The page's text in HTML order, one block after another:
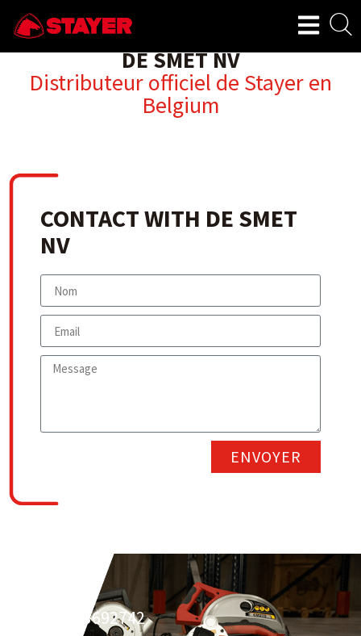
DE SMET NV
Distributeur officiel de Stayer en
Belgium
CONTACT WITH DE SMET
NV
ENVOYER
3293692742